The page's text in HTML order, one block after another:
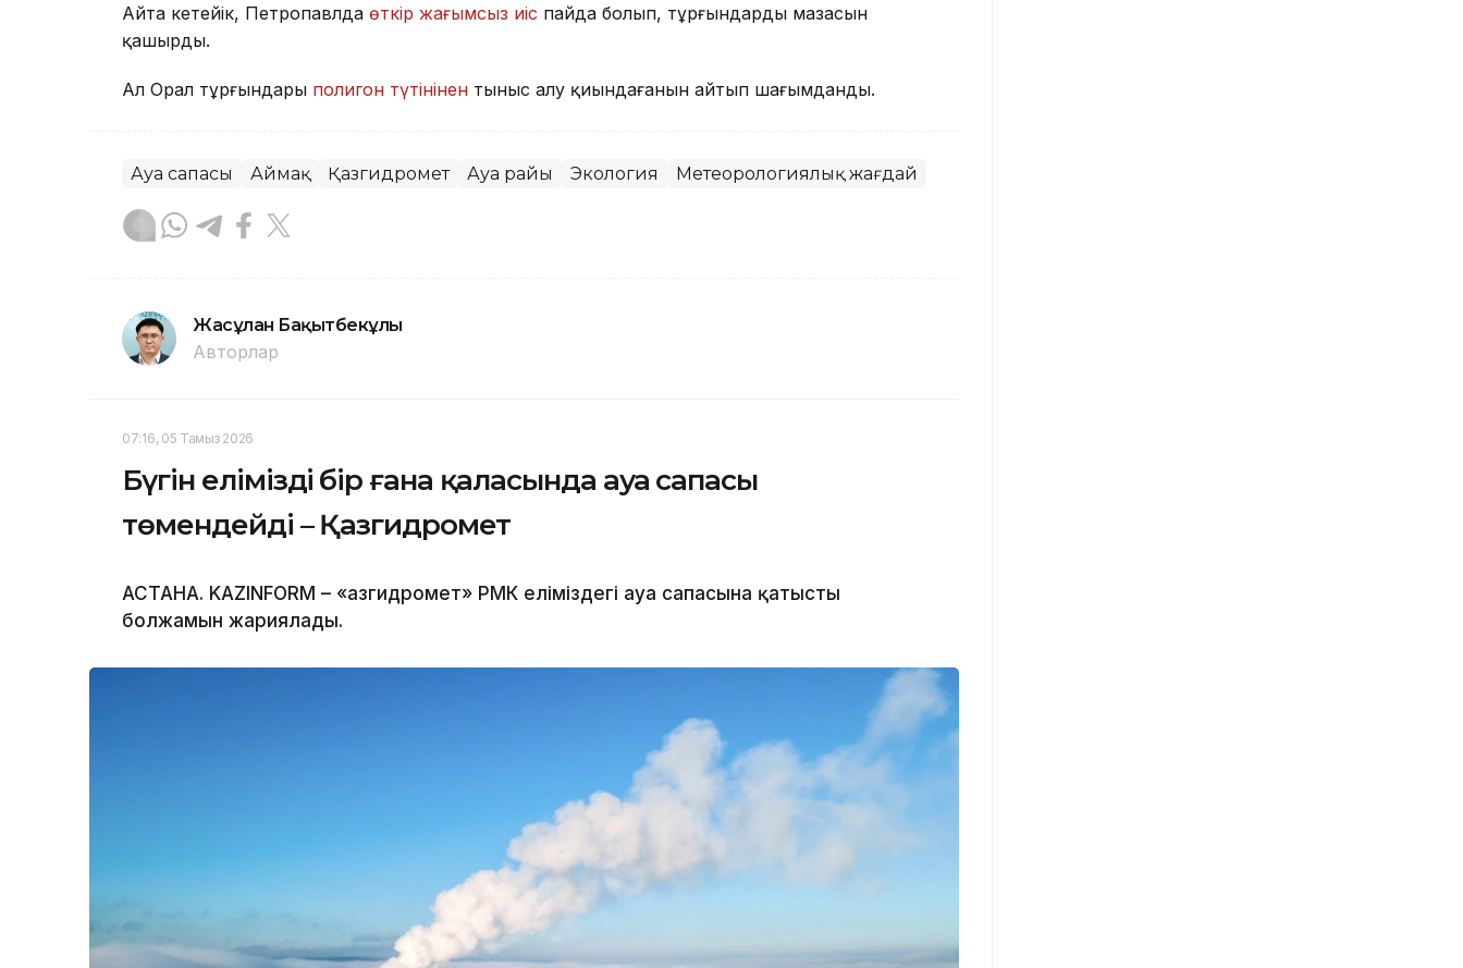
Айта кетейік, Петропавлда өткір жағымсыз иіс пайда болып, тұрғындардың мазасын
қашырды.
Ал Орал тұрғындары полигон түтінінен тыныс алу қиындағанын айтып шағымданды.
Ауа сапасы Аймақ Қазгидромет Ауа райы Экология Метеорологиялық жағдай
Жасұлан Бақытбекұлы
Авторлар
07:16, 05 Тамыз 2026
Бүгін еліміздің бір ғана қаласында ауа сапасы
төмендейді – Қазгидромет
АСТАНА. KAZINFORM – «Қазгидромет» РМК еліміздегі ауа сапасына қатысты
болжамын жариялады.